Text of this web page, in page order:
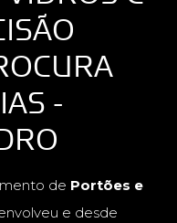
-
de Portões e
e desde